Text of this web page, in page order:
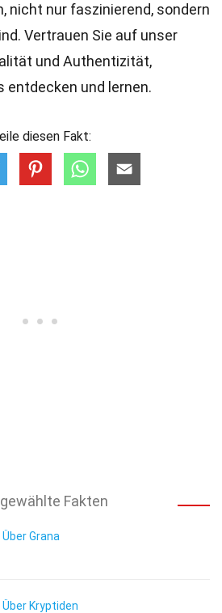
nicht nur faszinierend, sondern
Vertrauen Sie auf unser
und Authentizität,
entdecken und lernen.
diesen Fakt:
Fakten
Grana
Kryptiden